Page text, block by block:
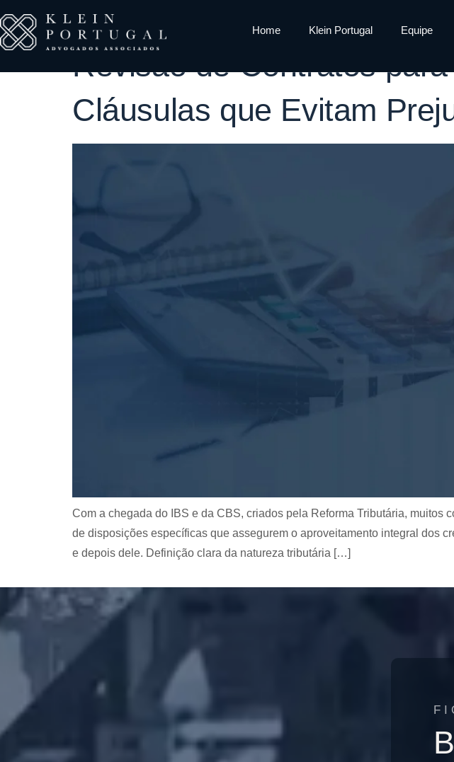
Home Klein Portugal Equipe
Revisão de Contratos
Cláusulas que Evitam
Com a chegada do IBS e da CBS, criados pela Reforma Tributária, muitos
de disposições específicas que assegurem o aproveitamento integral dos
e depois dele. Definição clara da natureza tributária […]